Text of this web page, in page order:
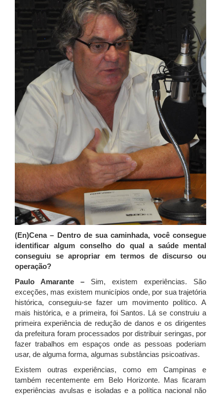
(En)Cena – Dentro de sua caminhada, você consegue
identificar algum conselho do qual a saúde mental
conseguiu se apropriar em termos de discurso ou
operação?
Paulo Amarante – Sim, existem experiências. São
exceções, mas existem municípios onde, por sua trajetória
histórica, conseguiu-se fazer um movimento político. A
mais histórica, e a primeira, foi Santos. Lá se construiu a
primeira experiência de redução de danos e os dirigentes
da prefeitura foram processados por distribuir seringas, por
fazer trabalhos em espaços onde as pessoas poderiam
usar, de alguma forma, algumas substâncias psicoativas.
Existem outras experiências, como em Campinas e
também recentemente em Belo Horizonte. Mas ficaram
experiências avulsas e isoladas e a política nacional não